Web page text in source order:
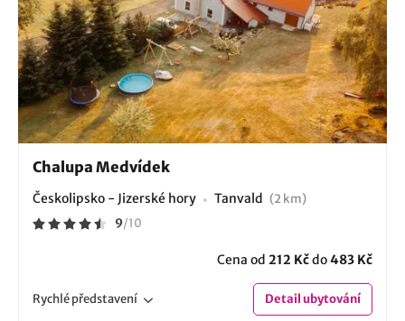
Chalupa Medvídek
Českolipsko - Jizerské hory Tanvald
(2 km)
9/10
Cena od 212 Kčdo483 Kč
Rychlépředstavení Detailubytování